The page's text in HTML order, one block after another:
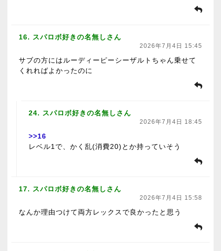
16. スパロボ好きの名無しさん
2026年7月4日 15:45
サブの方にはルーディーピーシーザルトちゃん乗せて
くれればよかったのに
24. スパロボ好きの名無しさん
2026年7月4日 18:45
>>16
レベル1で、かく乱(消費20)とか持っていそう
17. スパロボ好きの名無しさん
2026年7月4日 15:58
なんか理由つけて両方レックスで良かったと思う